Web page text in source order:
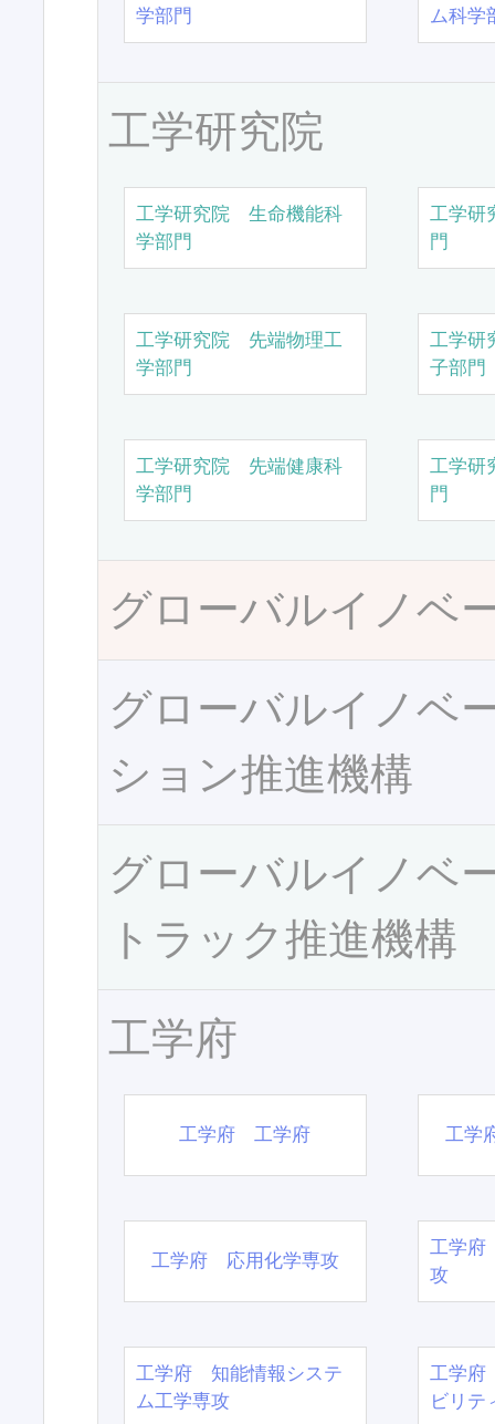
学部門
ム科学
工学研究院
工学研究院 生命機能科
学部門
工学研
門
工学研究院 先端物理工
学部門
工学研
子部門
工学研究院 先端健康科
学部門
工学研
門
グローバルイノベ
グローバルイノベ
ション推進機構
グローバルイノベ
トラック推進機構
工学府
工学府 工学府 工学
工学府 応用化学専攻
工学府
攻
工学府 知能情報システ
ム工学専攻
工学府
ビリテ